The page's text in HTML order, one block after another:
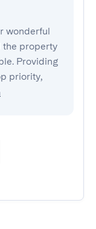
wonderful
the property
Providing
priority,